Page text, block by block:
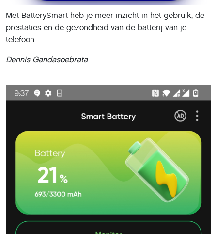
Met BatterySmart heb je meer inzicht in het gebruik, de
prestaties en de gezondheid van de batterij van je
telefoon.
Dennis Gandasoebrata